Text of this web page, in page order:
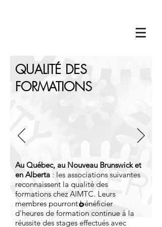
QUALITÉ DES
FORMATIONS
Au Québec, au Nouveau Brunswick et
en Alberta : les associations suivantes
reconnaissent la qualité des
formations chez AIMTC. Leurs
membres pourront bénéficier
d'heures de formation continue à la
réussite des stages effectués avec